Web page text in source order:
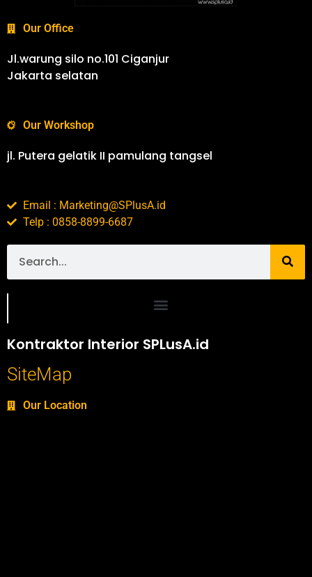
Our Office
Jl.warung silo no.101 Ciganjur
Jakarta selatan
Our Workshop
jl. Putera gelatik II pamulang tangsel
Email : Marketing@SPlusA.id
Telp : 0858-8899-6687
Kontraktor Interior SPLusA.id
SiteMap
Our Location